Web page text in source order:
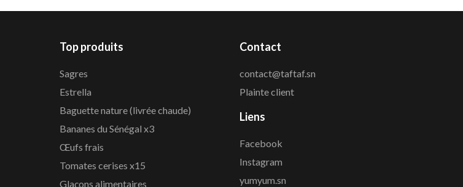
Top produits
Sagres
Estrella
Baguette nature (livrée chaude)
Bananes du Sénégal x3
Œufs frais
Tomates cerises x15
Glaçons alimentaires
Contact
contact@taftaf.sn
Plainte client
Liens
Facebook
Instagram
yumyum.sn